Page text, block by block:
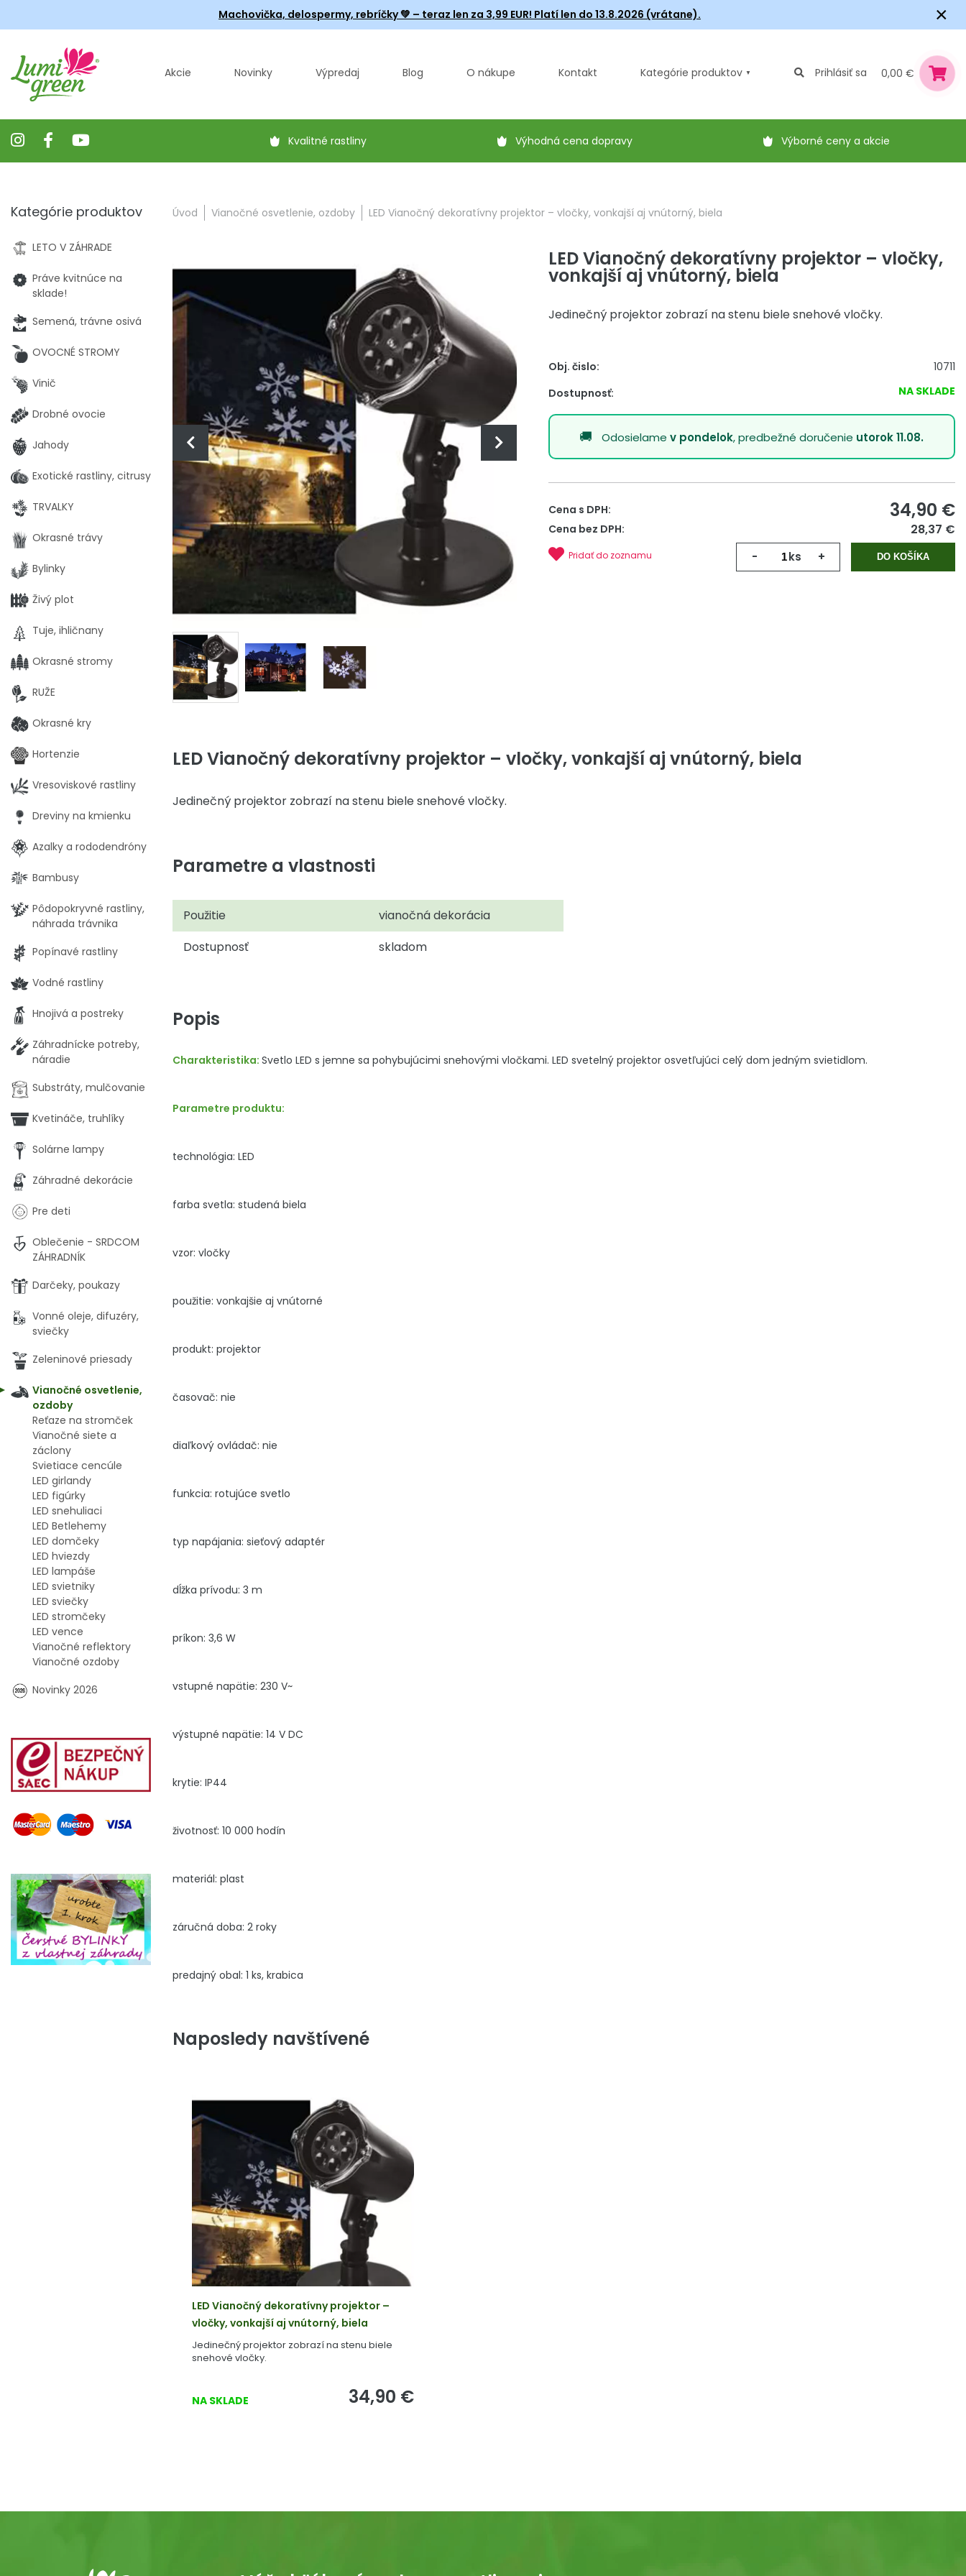
Machovička, delospermy, rebríčky💚 – teraz len za 3,99 EUR! Platí len do 13.8.2026 (vrátane). ×
Akcie Novinky Výpredaj Blog O nákupe Kontakt Kategórie produktov Prihlásiť sa 0,00 €
Kvalitné rastliny Výhodná cena dopravy Výborné ceny a akcie
Úvod Vianočné osvetlenie, ozdoby LED Vianočný dekoratívny projektor – vločky, vonkajší aj vnútorný, biela
LED Vianočný dekoratívny projektor – vločky,
vonkajší aj vnútorný, biela
Jedinečný projektor zobrazí na stenu biele snehové vločky.
Obj. čislo:
10711
Dostupnosť:
NA SKLADE
Odosielamev pondelok, predbežné doručenie utorok 11.08.
Cena s DPH: 34,90 €
Cena bez DPH: 28,37 €
- ks + DO KOŠÍKA
Pridať do zoznamu
LED Vianočný dekoratívny projektor – vločky, vonkajší aj vnútorný, biela
Jedinečný projektor zobrazí na stenu biele snehové vločky.
Parametre a vlastnosti
Použitie
vianočná dekorácia
Dostupnosť
skladom
Popis
Charakteristika: Svetlo LED s jemne sa pohybujúcimi snehovými vločkami. LED svetelný projektor osvetľujúci celý dom jedným svietidlom.
Parametre produktu:
technológia: LED
farba svetla: studená biela
vzor: vločky
použitie: vonkajšie aj vnútorné
produkt: projektor
časovač: nie
diaľkový ovládač: nie
funkcia: rotujúce svetlo
typ napájania: sieťový adaptér
dĺžka prívodu: 3 m
príkon: 3,6 W
vstupné napätie: 230 V~
výstupné napätie: 14 V DC
krytie: IP44
životnosť: 10 000 hodín
materiál: plast
záručná doba: 2 roky
predajný obal: 1 ks, krabica
Naposledy navštívené
LED Vianočný dekoratívny projektor –
vločky, vonkajší aj vnútorný, biela
Jedinečný projektor zobrazí na stenu biele
snehové vločky.
NA SKLADE 34,90 €
Kategórie produktov
LETO V ZÁHRADE
Práve kvitnúce na
sklade!
Semená, trávne osivá
OVOCNÉ STROMY
Vinič
Drobné ovocie
Jahody
Exotické rastliny, citrusy
TRVALKY
Okrasné trávy
Bylinky
Živý plot
Tuje, ihličnany
Okrasné stromy
RUŽE
Okrasné kry
Hortenzie
Vresoviskové rastliny
Dreviny na kmienku
Azalky a rododendróny
Bambusy
Pôdopokryvné rastliny,
náhrada trávnika
Popínavé rastliny
Vodné rastliny
Hnojivá a postreky
Záhradnícke potreby,
náradie
Substráty, mulčovanie
Kvetináče, truhlíky
Solárne lampy
Záhradné dekorácie
Pre deti
Oblečenie - SRDCOM
ZÁHRADNÍK
Darčeky, poukazy
Vonné oleje, difuzéry,
sviečky
Zeleninové priesady
Vianočné osvetlenie,
ozdoby
Reťaze na stromček
Vianočné siete a
záclony
Svietiace cencúle
LED girlandy
LED figúrky
LED snehuliaci
LED Betlehemy
LED domčeky
LED hviezdy
LED lampáše
LED svietniky
LED sviečky
LED stromčeky
LED vence
Vianočné reflektory
Vianočné ozdoby
Novinky 2026